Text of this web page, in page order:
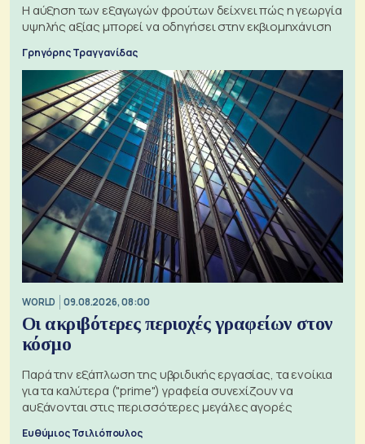
Η αύξηση των εξαγωγών φρούτων δείχνει πώς η γεωργία
υψηλής αξίας μπορεί να οδηγήσει στην εκβιομηχάνιση
Γρηγόρης Τραγγανίδας
WORLD 09.08.2026, 08:00
Οι ακριβότερες περιοχές γραφείων στον
κόσμο
Παρά την εξάπλωση της υβριδικής εργασίας, τα ενοίκια
για τα καλύτερα ("prime") γραφεία συνεχίζουν να
αυξάνονται στις περισσότερες μεγάλες αγορές
Ευθύμιος Τσιλιόπουλος